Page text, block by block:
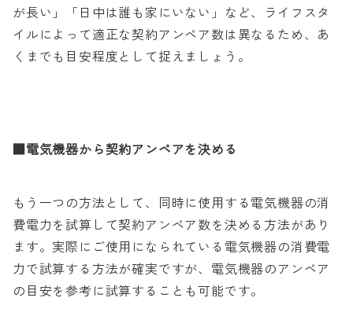
が長い」「日中は誰も家にいない」など、ライフスタ
イルによって適正な契約アンペア数は異なるため、あ
くまでも目安程度として捉えましょう。
■電気機器から契約アンペアを決める
もう一つの方法として、同時に使用する電気機器の消
費電力を試算して契約アンペア数を決める方法があり
ます。実際にご使用になられている電気機器の消費電
力で試算する方法が確実ですが、電気機器のアンペア
の目安を参考に試算することも可能です。